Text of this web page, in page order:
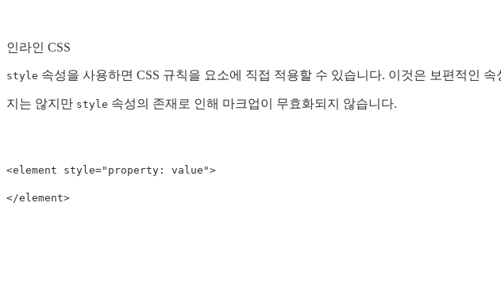
인라인 CSS
style 속성을 사용하면 CSS 규칙을 요소에 직접 적용할 수 있습니다. 이것은 보편적인
지는 않지만 style 속성의 존재로 인해 마크업이 무효화되지 않습니다.
<element style="property: value">
</element>